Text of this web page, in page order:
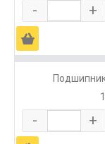
- +
Ä
- +